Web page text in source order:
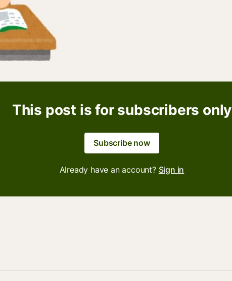
This post is for subscribers only
Subscribe now
Already have an account? Sign in